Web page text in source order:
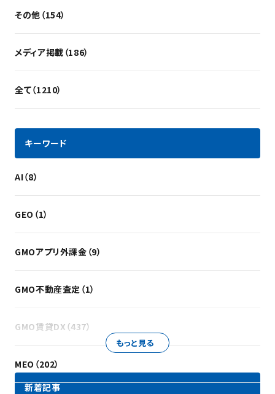
その他（154）
メディア掲載（186）
全て（1210）
キーワード
AI（8）
GEO（1）
GMOアプリ外課金（9）
GMO不動産査定（1）
GMO賃貸DX（437）
MEO（202）
もっと見る
新着記事